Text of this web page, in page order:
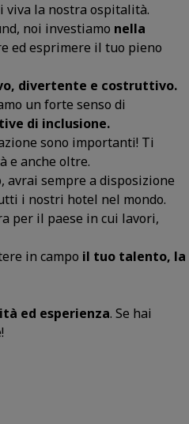
viva la nostra ospitalità.
noi investiamo nella
ed esprimere il tuo pieno
divertente e costruttivo.
un forte senso di
di inclusione.
sono importanti! Ti
e anche oltre.
avrai sempre a disposizione
i nostri hotel nel mondo.
per il paese in cui lavori,
in campo il tuo talento, la
ed esperienza. Se hai